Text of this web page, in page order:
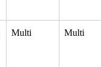
Multi Multi